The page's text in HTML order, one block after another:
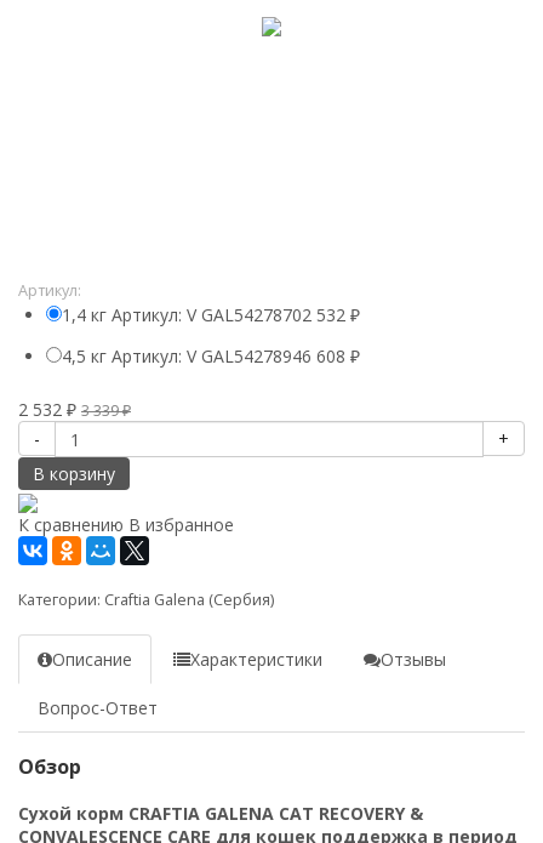
Артикул:
1,4 кг Артикул: V GAL54278702 532 ₽
4,5 кг Артикул: V GAL54278946 608 ₽
2 532 ₽ 3 339₽
-
+
В корзину
К сравнению В избранное
Категории: Craftia Galena (Сербия)
Описание Характеристики Отзывы
Вопрос-Ответ
Обзор
Сухой корм CRAFTIA GALENA CAT RECOVERY &
CONVALESCENCE CARE для кошек поддержка в период